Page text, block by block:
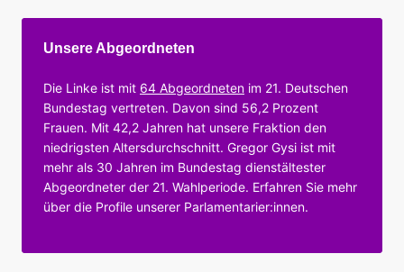
Unsere Abgeordneten
Die Linke ist mit 64 Abgeordneten im 21. Deutschen
Bundestag vertreten. Davon sind 56,2 Prozent
Frauen. Mit 42,2 Jahren hat unsere Fraktion den
niedrigsten Altersdurchschnitt. Gregor Gysi ist mit
mehr als 30 Jahren im Bundestag dienstältester
Abgeordneter der 21. Wahlperiode. Erfahren Sie mehr
über die Profile unserer Parlamentarier:innen.